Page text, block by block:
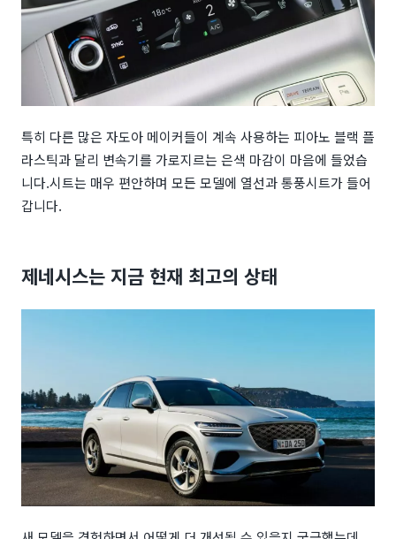
특히 다른 많은 자도아 메이커들이 계속 사용하는 피아노 블랙 플
라스틱과 달리 변속기를 가로지르는 은색 마감이 마음에 들었습
니다.시트는 매우 편안하며 모든 모델에 열선과 통풍시트가 들어
갑니다.
제네시스는 지금 현재 최고의 상태